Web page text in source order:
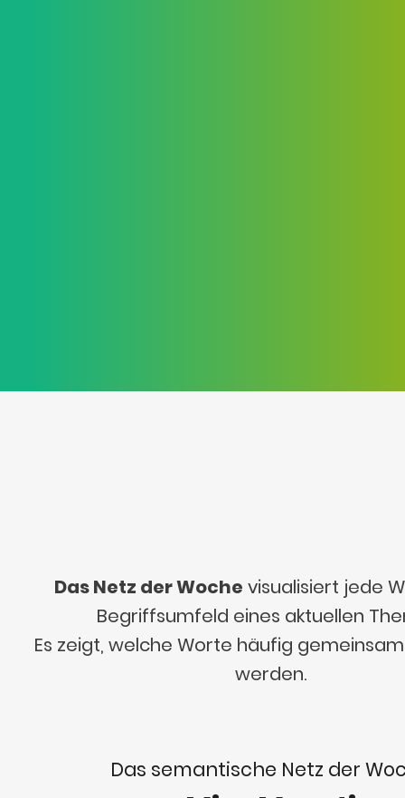
Das Netz der Woche visualisiert jede
Begriffsumfeld eines aktuellen
Es zeigt, welche Worte häufig
werden.
Das semantische Netz der